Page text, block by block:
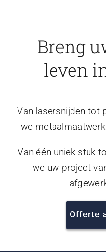
Breng
leven
Van lasersnijden tot
we
Van één uniek stuk
we uw project
Offerte